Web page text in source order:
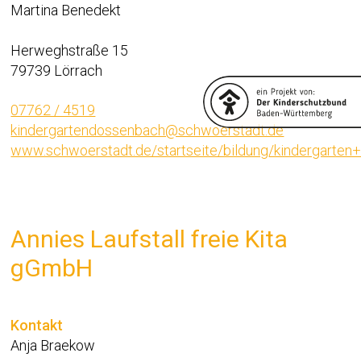
Martina Benedekt
Herweghstraße 15
79739 Lörrach
07762 / 4519
kindergartendossenbach@schwoerstadt.de
www.schwoerstadt.de/startseite/bildung/
Annies Laufstall freie Kita
gGmbH
Kontakt
Anja Braekow